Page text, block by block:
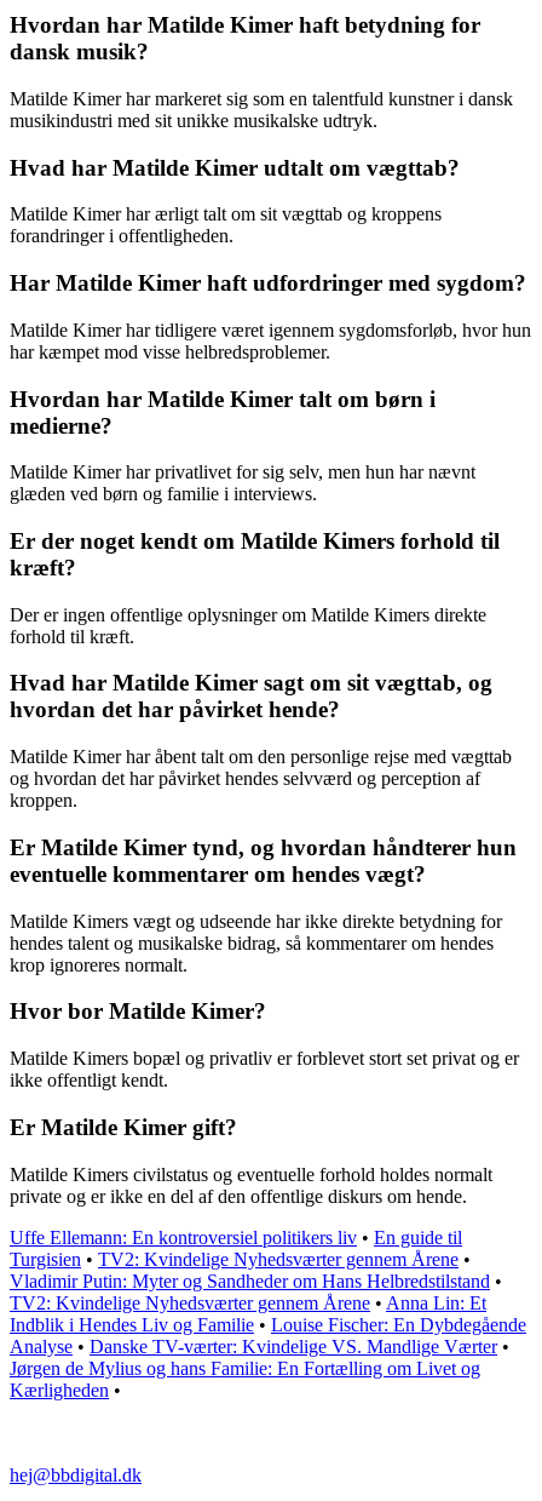
Hvordan har Matilde Kimer haft betydning for
dansk musik?
Matilde Kimer har markeret sig som en talentfuld kunstner i dansk
musikindustri med sit unikke musikalske udtryk.
Hvad har Matilde Kimer udtalt om vægttab?
Matilde Kimer har ærligt talt om sit vægttab og kroppens
forandringer i offentligheden.
Har Matilde Kimer haft udfordringer med sygdom?
Matilde Kimer har tidligere været igennem sygdomsforløb, hvor hun
har kæmpet mod visse helbredsproblemer.
Hvordan har Matilde Kimer talt om børn i
medierne?
Matilde Kimer har privatlivet for sig selv, men hun har nævnt
glæden ved børn og familie i interviews.
Er der noget kendt om Matilde Kimers forhold til
kræft?
Der er ingen offentlige oplysninger om Matilde Kimers direkte
forhold til kræft.
Hvad har Matilde Kimer sagt om sit vægttab, og
hvordan det har påvirket hende?
Matilde Kimer har åbent talt om den personlige rejse med vægttab
og hvordan det har påvirket hendes selvværd og perception af
kroppen.
Er Matilde Kimer tynd, og hvordan håndterer hun
eventuelle kommentarer om hendes vægt?
Matilde Kimers vægt og udseende har ikke direkte betydning for
hendes talent og musikalske bidrag, så kommentarer om hendes
krop ignoreres normalt.
Hvor bor Matilde Kimer?
Matilde Kimers bopæl og privatliv er forblevet stort set privat og er
ikke offentligt kendt.
Er Matilde Kimer gift?
Matilde Kimers civilstatus og eventuelle forhold holdes normalt
private og er ikke en del af den offentlige diskurs om hende.
Uffe Ellemann: En kontroversiel politikers liv • En guide til
Turgisien • TV2: Kvindelige Nyhedsværter gennem Årene •
Vladimir Putin: Myter og Sandheder om Hans Helbredstilstand •
TV2: Kvindelige Nyhedsværter gennem Årene • Anna Lin: Et
Indblik i Hendes Liv og Familie • Louise Fischer: En Dybdegående
Analyse • Danske TV-værter: Kvindelige VS. Mandlige Værter•
Jørgen de Mylius og hans Familie: En Fortælling om Livet og
Kærligheden •
hej@bbdigital.dk